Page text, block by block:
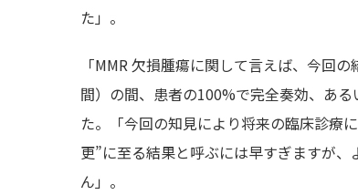
た」。
「MMR 欠損腫瘍に関して言えば、今回
間）の間、患者の100%で完全奏効、あ
た。「今回の知見により将来の臨床診療
更”に至る結果と呼ぶには早すぎますが
ん」。